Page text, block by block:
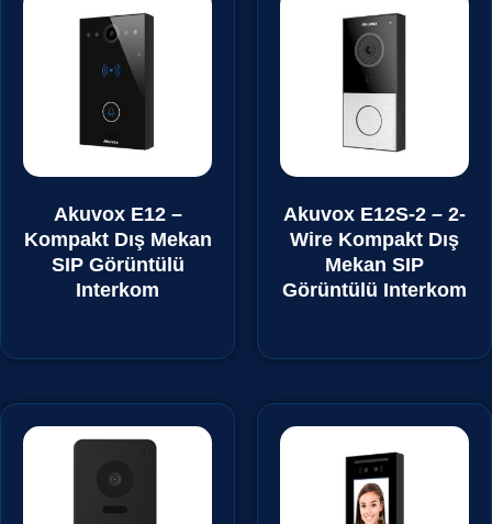
Akuvox E12 –
Kompakt Dış Mekan
SIP Görüntülü
Interkom
Akuvox E12S-2 – 2-
Wire Kompakt Dış
Mekan SIP
Görüntülü Interkom